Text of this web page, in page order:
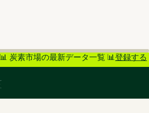
📊 炭素市場の最新データ一覧 📊登録する